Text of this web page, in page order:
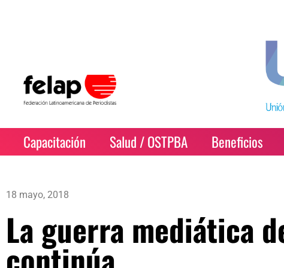
Capacitación Salud / OSTPBA Beneficios
18 mayo, 2018
La guerra mediática